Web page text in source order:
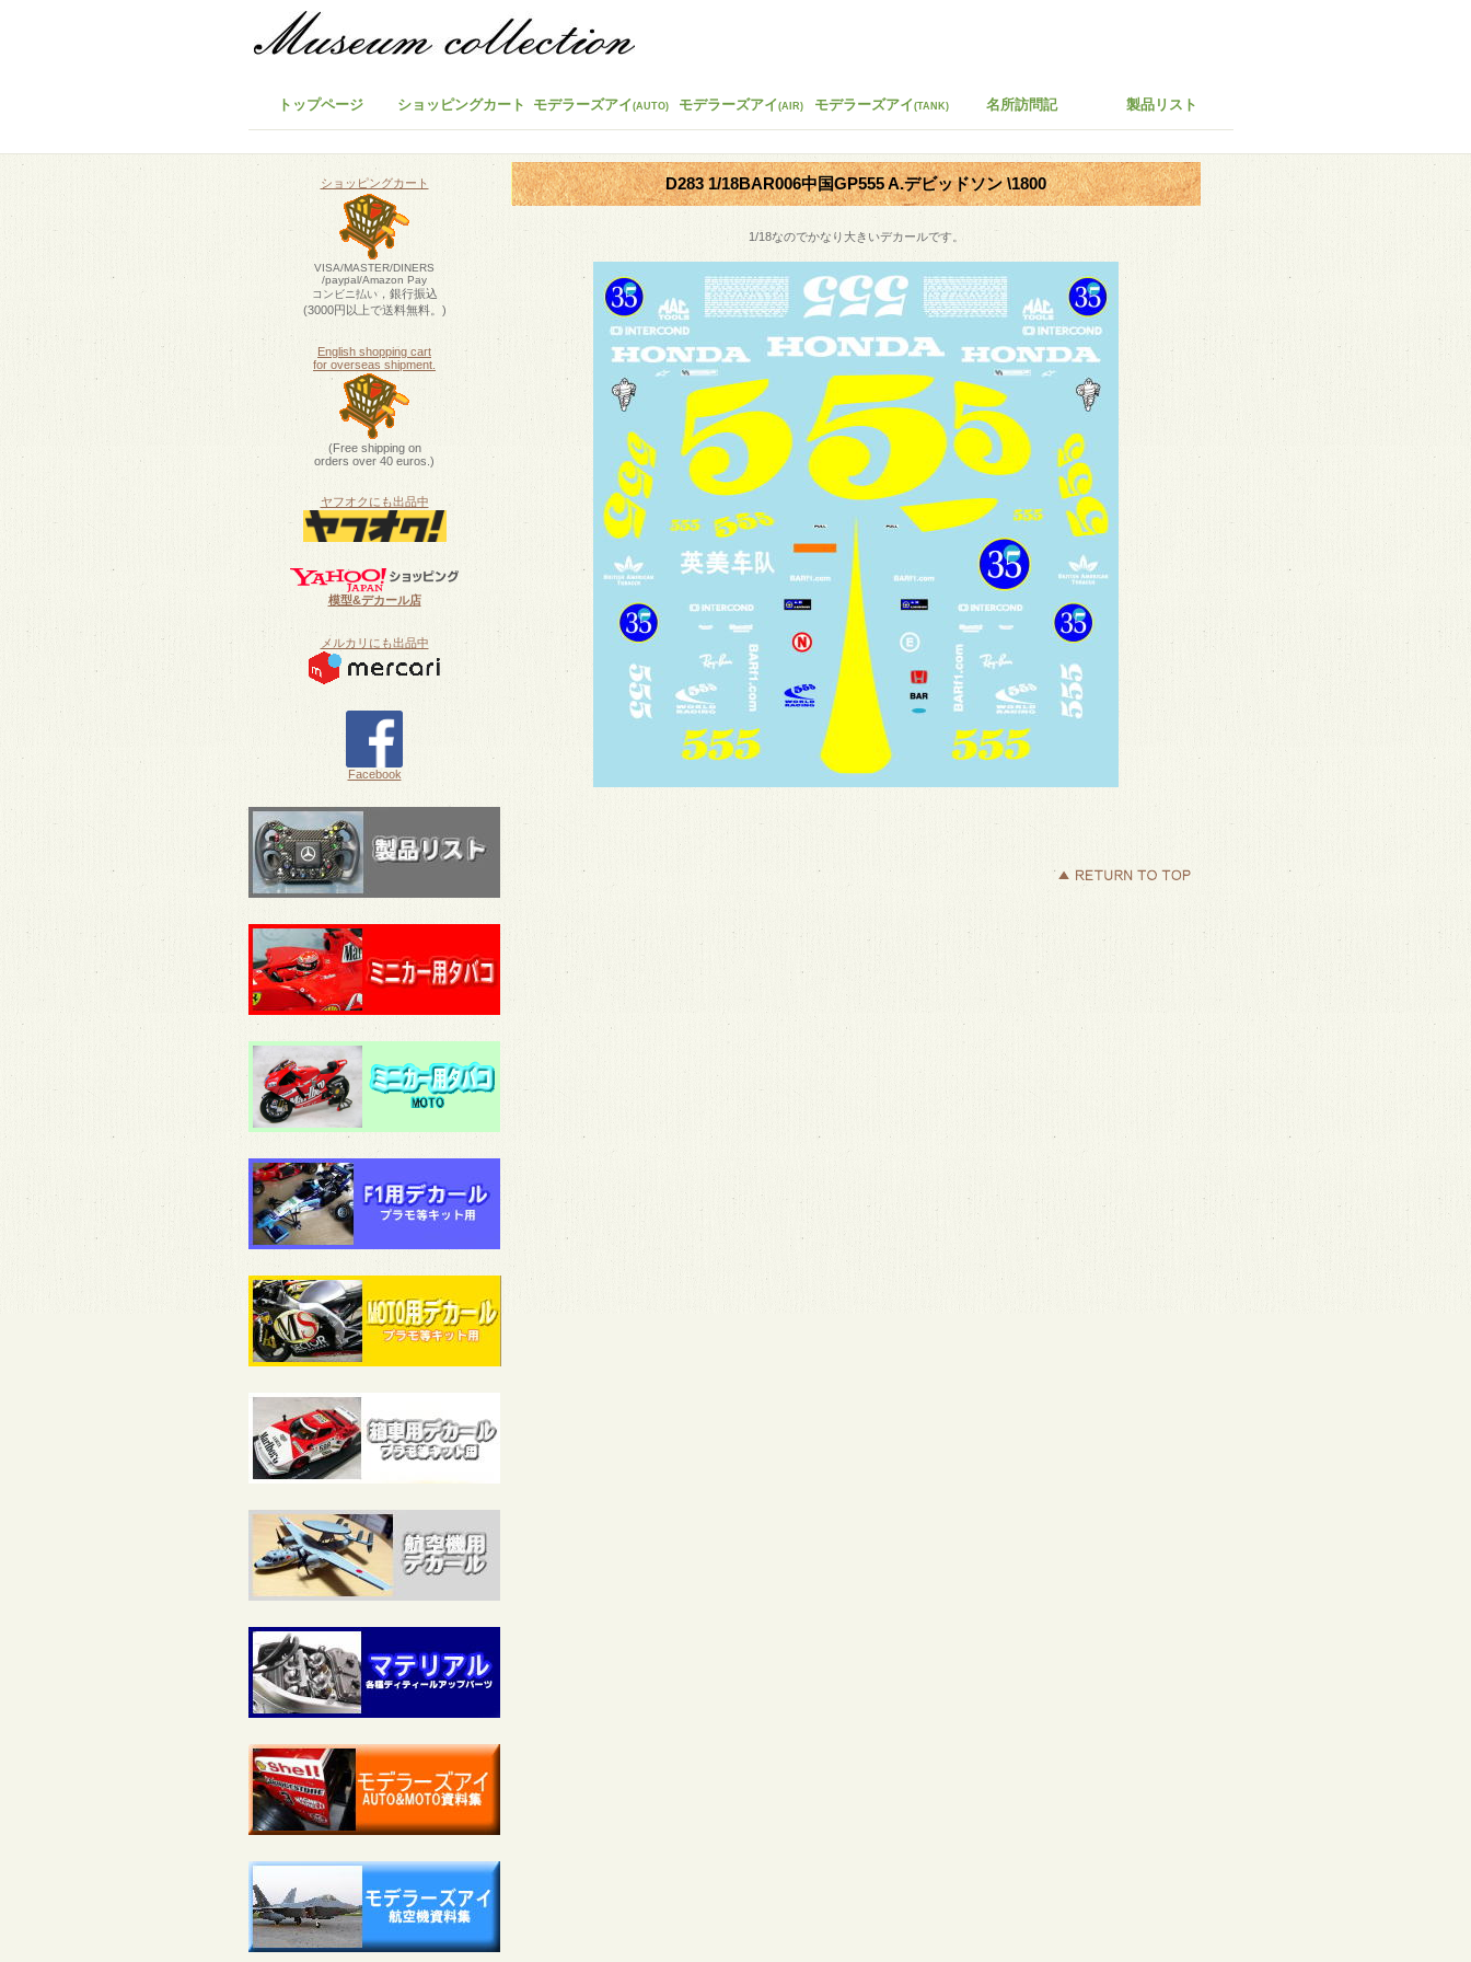
D283 1/18BAR006中国GP555 A.デビッドソン \1800
1/18なのでかなり大きいデカールです。
トップページ ショッピングカート モデラーズアイ(AUTO) モデラーズアイ(AIR) モデラーズアイ(TANK) 名所訪問記 製品リスト
ショッピングカート
VISA/MASTER/DINERS
/paypal/Amazon Pay
コンビニ払い，銀行振込
(3000円以上で送料無料。)
English shopping cart
for overseas shipment.
(Free shipping on
orders over 40 euros.)
ヤフオクにも出品中
模型&デカール店
メルカリにも出品中
Facebook